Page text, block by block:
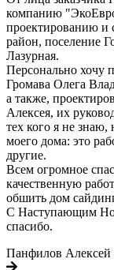
компанию
проектированию и
район, поселение
Лазурная.
Персонально хочу
Громава Олега
а также,
Алексея, их
тех кого я не знаю,
моего дома: это
другие.
Всем огромное
качественную
обшить дом
С Наступающим
спасибо.
Панфилов